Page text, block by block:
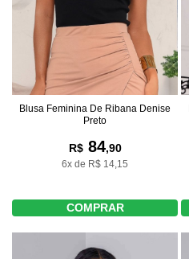
Blusa Feminina De Ribana Denise
Preto
R$84,90
6x de R$ 14,15
COMPRAR